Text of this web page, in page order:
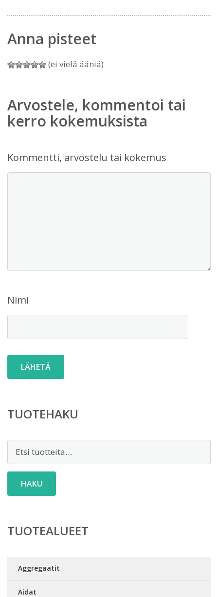
Anna pisteet
(ei vielä ääniä)
Arvostele, kommentoi tai
kerro kokemuksista
Kommentti, arvostelu tai kokemus
Nimi
TUOTEHAKU
Etsi:
HAKU
TUOTEALUEET
Aggregaatit
Aidat